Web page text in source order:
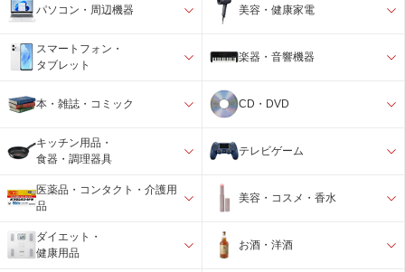
パソコン・周辺機器 美容・健康家電
スマートフォン・
タブレット
楽器・音響機器
本・雑誌・コミック CD・DVD
キッチン用品・
食器・調理器具
テレビゲーム
医薬品・コンタクト・介護用
品
美容・コスメ・香水
ダイエット・
健康用品
お酒・洋酒